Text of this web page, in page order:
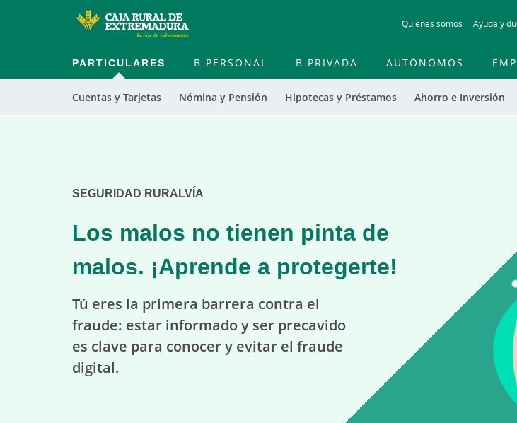
to
contentt
Quienes somos Ayuda y
PARTICULARES
Cuentas y Tarjetas Nómina y Pensión Hipotecas y Préstamos Ahorro e Inversión
B.PERSONAL B.PRIVADA AUTÓNOMOS
SEGURIDAD RURALVÍA
Los malos no tienen pinta de
malos. ¡Aprende a protegerte!
Tú eres la primera barrera contra el
fraude: estar informado y ser precavido
es clave para conocer y evitar el fraude
digital.